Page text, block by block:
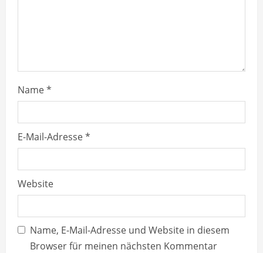
Name*
E-Mail-Adresse*
Website
Name, E-Mail-Adresse und Website in diesem
Browser für meinen nächsten Kommentar